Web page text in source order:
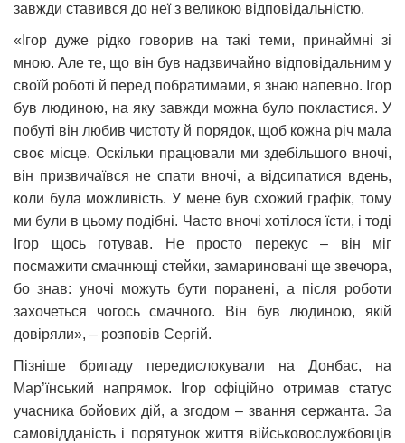
завжди ставився до неї з великою відповідальністю.
«Ігор дуже рідко говорив на такі теми, принаймні зі
мною. Але те, що він був надзвичайно відповідальним у
своїй роботі й перед побратимами, я знаю напевно. Ігор
був людиною, на яку завжди можна було покластися. У
побуті він любив чистоту й порядок, щоб кожна річ мала
своє місце. Оскільки працювали ми здебільшого вночі,
він призвичаївся не спати вночі, а відсипатися вдень,
коли була можливість. У мене був схожий графік, тому
ми були в цьому подібні. Часто вночі хотілося їсти, і тоді
Ігор щось готував. Не просто перекус – він міг
посмажити смачнющі стейки, замариновані ще звечора,
бо знав: уночі можуть бути поранені, а після роботи
захочеться чогось смачного. Він був людиною, якій
довіряли», – розповів Сергій.
Пізніше бригаду передислокували на Донбас, на
Мар’їнський напрямок. Ігор офіційно отримав статус
учасника бойових дій, а згодом – звання сержанта. За
самовідданість і порятунок життя військовослужбовців